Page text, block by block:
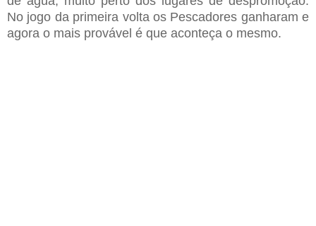
No jogo da primeira volta os Pescadores ganharam e
agora o mais provável é que aconteça o mesmo.